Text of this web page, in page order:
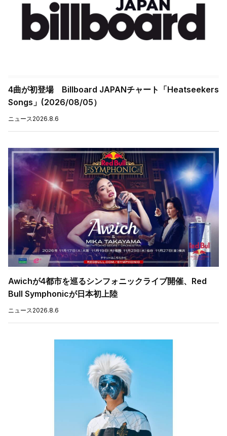
4曲が初登場 Billboard JAPANチャート「Heatseekers
Songs」(2026/08/05）
ニュース2026.8.6
Awichが4都市を巡るシンフォニックライブ開催、Red
Bull Symphonicが日本初上陸
ニュース2026.8.6